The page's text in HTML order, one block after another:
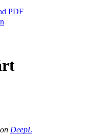
PDF
DeepL